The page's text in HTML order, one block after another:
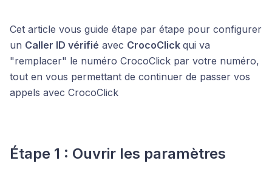
Cet article vous guide étape par étape pour configurer
un Caller ID vérifié avec CrocoClick qui va
"remplacer" le numéro CrocoClick par votre numéro,
tout en vous permettant de continuer de passer vos
appels avec CrocoClick
Étape 1 : Ouvrir les paramètres